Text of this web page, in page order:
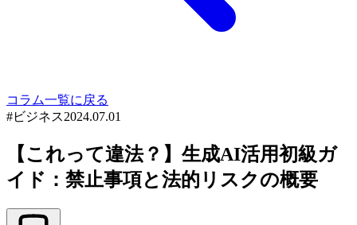
コラム一覧に戻る
#ビジネス2024.07.01
【これって違法？】生成AI活用初級ガ
イド：禁止事項と法的リスクの概要